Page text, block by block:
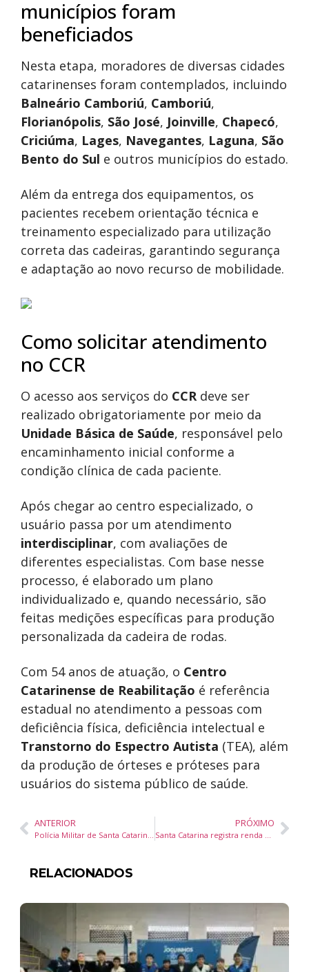
municípios foram
beneficiados
Nesta etapa, moradores de diversas cidades
catarinenses foram contemplados, incluindo
Balneário Camboriú, Camboriú,
Florianópolis, São José, Joinville, Chapecó,
Criciúma, Lages, Navegantes, Laguna, São
Bento do Sul e outros municípios do estado.
Além da entrega dos equipamentos, os
pacientes recebem orientação técnica e
treinamento especializado para utilização
correta das cadeiras, garantindo segurança
e adaptação ao novo recurso de mobilidade.
Como solicitar atendimento
no CCR
O acesso aos serviços do CCRdeve ser
realizado obrigatoriamente por meio da
Unidade Básica de Saúde, responsável pelo
encaminhamento inicial conforme a
condição clínica de cada paciente.
Após chegar ao centro especializado, o
usuário passa por um atendimento
interdisciplinar, com avaliações de
diferentes especialistas. Com base nesse
processo, é elaborado um plano
individualizado e, quando necessário, são
feitas medições específicas para produção
personalizada da cadeira de rodas.
Com 54 anos de atuação, o Centro
Catarinense de Reabilitação é referência
estadual no atendimento a pessoas com
deficiência física, deficiência intelectual e
Transtorno do Espectro Autista (TEA), além
da produção de órteses e próteses para
usuários do sistema público de saúde.
ANTERIOR PRÓXIMO
RELACIONADOS